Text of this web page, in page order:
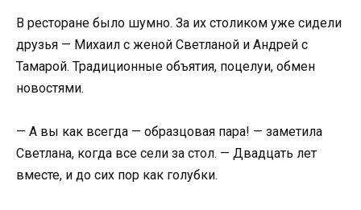
В ресторане было шумно. За их столиком уже сидели
друзья — Михаил с женой Светланой и Андрей с
Тамарой. Традиционные объятия, поцелуи, обмен
новостями.
— А вы как всегда — образцовая пара! — заметила
Светлана, когда все сели за стол. — Двадцать лет
вместе, и до сих пор как голубки.